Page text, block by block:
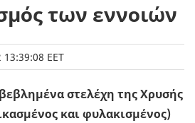
των εννοιών
EET
στελέχη της Χρυσής
και φυλακισμένος)